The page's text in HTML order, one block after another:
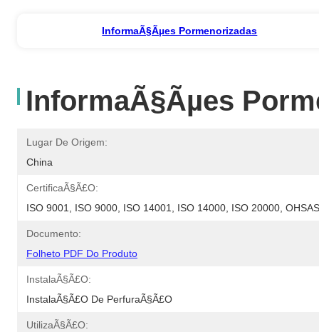
InformaÃ§Ãµes Pormenorizadas
InformaÃ§Ãµes
Lugar De Origem:
China
CertificaÃ§Ã£o:
ISO 9001, ISO 9000, ISO 14001, ISO 14000, ISO 20000,
Documento:
Folheto PDF Do Produto
InstalaÃ§Ã£o:
InstalaÃ§Ã£o De PerfuraÃ§Ã£o
UtilizaÃ§Ã£o: